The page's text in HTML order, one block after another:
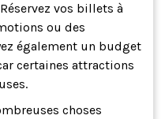
vos billets à
ou des
également un budget
certaines attractions
choses